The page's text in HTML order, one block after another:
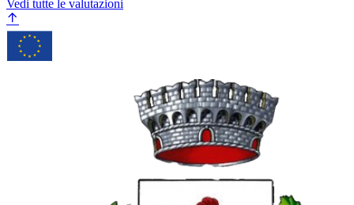
Vedi tutte le valutazioni